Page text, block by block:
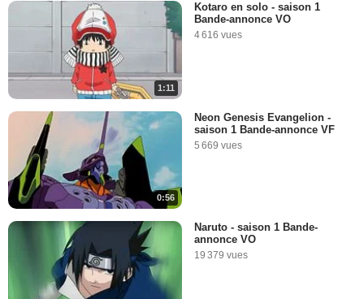
1:11
Kotaro en solo - saison 1
Bande-annonce VO
4 616 vues
0:56
Neon Genesis Evangelion -
saison 1 Bande-annonce VF
5 669 vues
Naruto - saison 1 Bande-
annonce VO
19 379 vues